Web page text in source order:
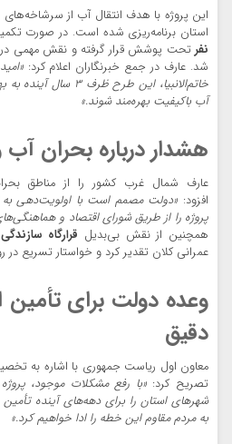
استان برنامه‌ریزی شده است. در صورت
نفرتحت پوشش قرار گرفته و نقش مهمی در
شد. عارف در جمع خبرنگاران اعلام کرد:
خاتم‌الانبیا، این طرح
آب باکیفیت بهره‌مند شوند.»
هشدار درباره بحران آب
عارف شمال غرب کشور را از مناطق
افزود: «دولت مصمم است با اولویت‌دهی به
پروژه را از طریق شورای اقتصاد و
همچنین از نقش بی‌بدیل قرارگاه سازندگی
عمرانی کلان تقدیر کرد و خواستار تسریع در
وعده دولت برای تأمین
دقیق
معاون اول ریاست جمهوری با اشاره به
تصریح کرد:«با رفع مشکلات موجود،
شهرهای استان را برای دهه‌های آینده
به مردم مقاوم این خطه را ادا خواهیم کرد.»